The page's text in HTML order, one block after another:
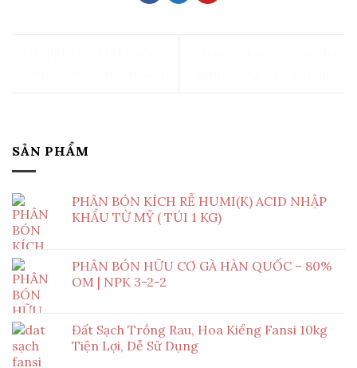
SẢN PHẨM
PHÂN BÓN KÍCH RỄ HUMI(K) ACID NHẬP
KHẨU TỪ MỸ ( TÚI 1 KG)
PHÂN BÓN HỮU CƠ GÀ HÀN QUỐC – 80%
OM | NPK 3-2-2
Đất Sạch Trồng Rau, Hoa Kiểng Fansi 10kg
Tiện Lợi, Dễ Sử Dụng